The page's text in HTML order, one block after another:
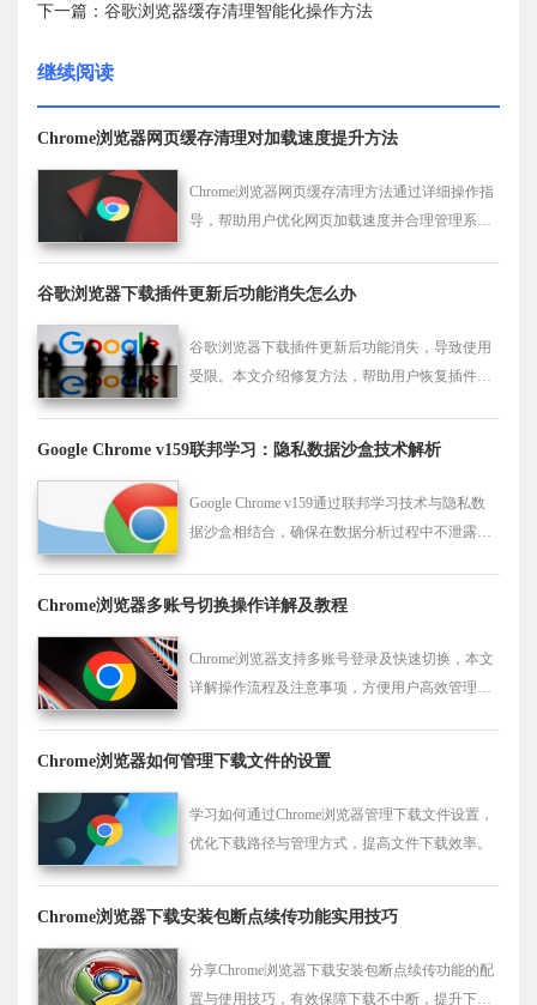
下一篇：谷歌浏览器缓存清理智能化操作方法
继续阅读
Chrome浏览器网页缓存清理对加载速度提升方法
Chrome浏览器网页缓存清理方法通过详细操作指
导，帮助用户优化网页加载速度并合理管理系统
谷歌浏览器下载插件更新后功能消失怎么办
谷歌浏览器下载插件更新后功能消失，导致使用
受限。本文介绍修复方法，帮助用户恢复插件完
Google Chrome v159联邦学习：隐私数据沙盒技术解析
Google Chrome v159通过联邦学习技术与隐私数
据沙盒相结合，确保在数据分析过程中不泄露用
Chrome浏览器多账号切换操作详解及教程
Chrome浏览器支持多账号登录及快速切换，本文
详解操作流程及注意事项，方便用户高效管理多
Chrome浏览器如何管理下载文件的设置
学习如何通过Chrome浏览器管理下载文件设置，
优化下载路径与管理方式，提高文件下载效率。
Chrome浏览器下载安装包断点续传功能实用技巧
分享Chrome浏览器下载安装包断点续传功能的配
置与使用技巧，有效保障下载不中断，提升下载